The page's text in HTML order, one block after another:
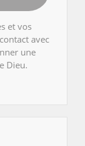
et vos
avec
une
Dieu.